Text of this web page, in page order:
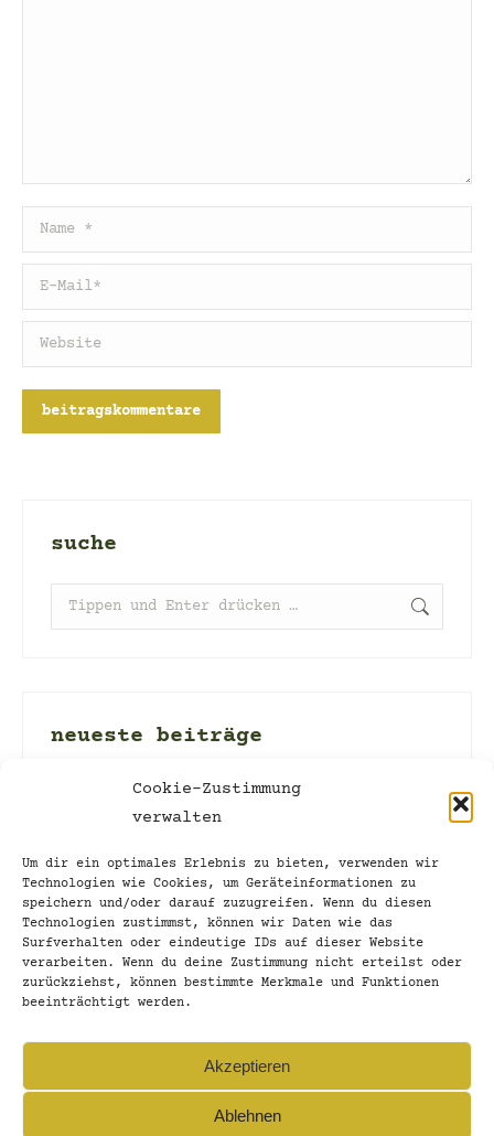
Cookie-Zustimmung
verwalten
Um dir ein optimales Erlebnis zu bieten, verwenden wir
Technologien wie Cookies, um Geräteinformationen zu
speichern und/oder darauf zuzugreifen. Wenn du diesen
Technologien zustimmst, können wir Daten wie das
Surfverhalten oder eindeutige IDs auf dieser Website
verarbeiten. Wenn du deine Zustimmung nicht erteilst oder
zurückziehst, können bestimmte Merkmale und Funktionen
beeinträchtigt werden.
Akzeptieren
Ablehnen
Name *
E-Mail *
Website
beitragskommentare
suche
Search:
neueste beiträge
P.S.: Zwei Grundregeln
3. Juni 2024
010_Auf und davon
2. Juni 2024
009_Pünktlich kommt der Regen
1. Juni 2024
Am Pausetag erledigt…
31. Mai 2024